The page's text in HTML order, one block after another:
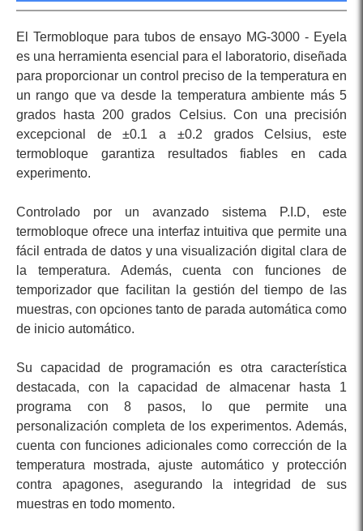
El Termobloque para tubos de ensayo MG-3000 - Eyela
es una herramienta esencial para el laboratorio, diseñada
para proporcionar un control preciso de la temperatura en
un rango que va desde la temperatura ambiente más 5
grados hasta 200 grados Celsius. Con una precisión
excepcional de ±0.1 a ±0.2 grados Celsius, este
termobloque garantiza resultados fiables en cada
experimento.
Controlado por un avanzado sistema P.I.D, este
termobloque ofrece una interfaz intuitiva que permite una
fácil entrada de datos y una visualización digital clara de
la temperatura. Además, cuenta con funciones de
temporizador que facilitan la gestión del tiempo de las
muestras, con opciones tanto de parada automática como
de inicio automático.
Su capacidad de programación es otra característica
destacada, con la capacidad de almacenar hasta 1
programa con 8 pasos, lo que permite una
personalización completa de los experimentos. Además,
cuenta con funciones adicionales como corrección de la
temperatura mostrada, ajuste automático y protección
contra apagones, asegurando la integridad de sus
muestras en todo momento.